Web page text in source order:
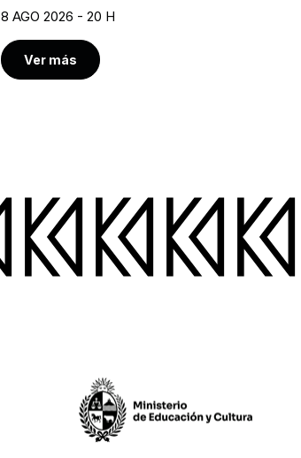
8 AGO 2026 - 20 H
Ver más